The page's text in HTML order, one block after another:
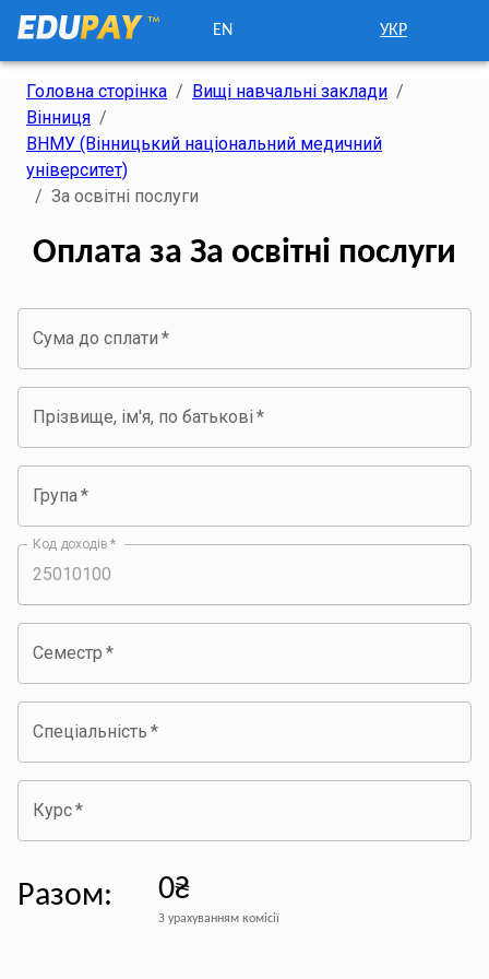
EN УКР
Головна сторінка / Вищі навчальні заклади /
Вінниця /
ВНМУ (Вінницький національний медичний
університет)
/ За освітні послуги
Оплата за За освітні послуги
Сума до сплати *
Прізвище, ім'я, по батькові *
Група*
Код доходів *
Семестр *
Спеціальність *
Курс*
Разом: 0₴
З урахуванням комісії